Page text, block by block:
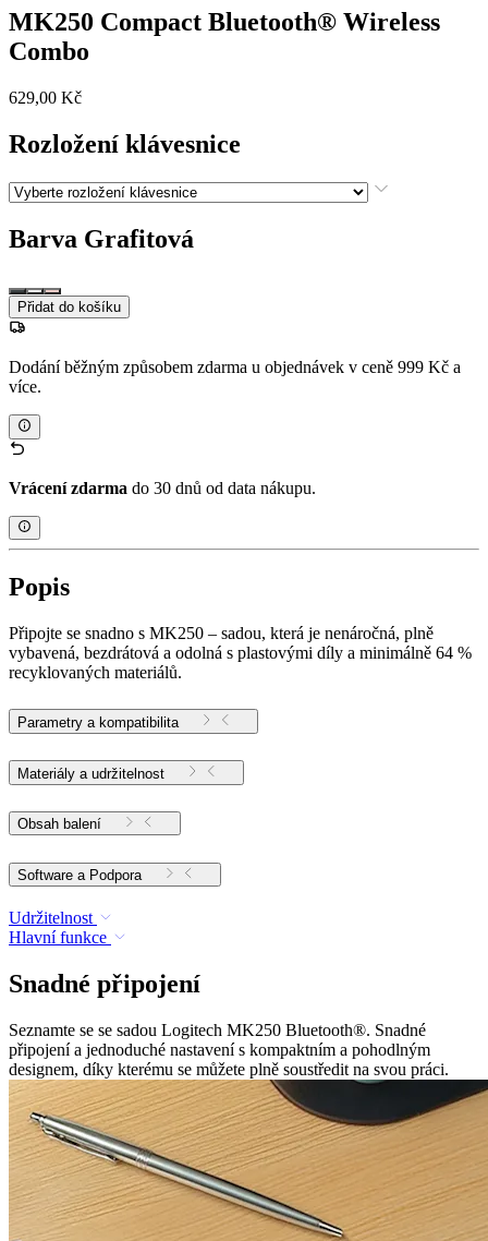
MK250 Compact Bluetooth® Wireless
Combo
629,00 Kč
Rozložení klávesnice
Barva Grafitová
Přidat do košíku
Dodání běžným způsobem zdarma u objednávek v ceně 999 Kč a
více.
Vrácení zdarma do 30 dnů od data nákupu.
Popis
Připojte se snadno s MK250 – sadou, která je nenáročná, plně
vybavená, bezdrátová a odolná s plastovými díly a minimálně 64 %
recyklovaných materiálů.
Parametry a kompatibilita
Materiály a udržitelnost
Obsah balení
Software a Podpora
Udržitelnost
Hlavní funkce
Snadné připojení
Seznamte se se sadou Logitech MK250 Bluetooth®. Snadné
připojení a jednoduché nastavení s kompaktním a pohodlným
designem, díky kterému se můžete plně soustředit na svou práci.